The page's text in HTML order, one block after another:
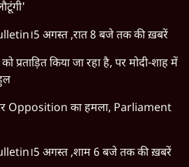
अगस्त ,रात 8 बजे तक की ख़बरें
प्रताड़ित किया जा रहा है, पर मोदी-शाह में
Opposition का हमला, Parliament
अगस्त ,शाम 6 बजे तक की ख़बरें